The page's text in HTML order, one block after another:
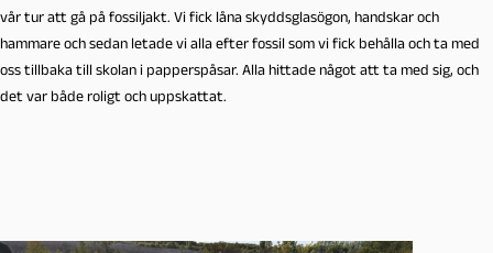
vår tur att gå på fossiljakt. Vi fick låna skyddsglasögon, handskar och
hammare och sedan letade vi alla efter fossil som vi fick behålla och ta med
oss tillbaka till skolan i papperspåsar. Alla hittade något att ta med sig, och
det var både roligt och uppskattat.